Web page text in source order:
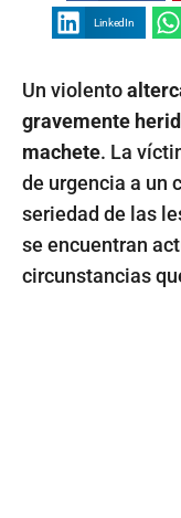
LinkedIn
Un violento
gravemente
machete. La
de urgencia a un
seriedad de las
se encuentran
circunstancias